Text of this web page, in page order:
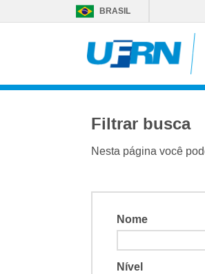
BRASIL
Filtrar busca
Nesta página você
Nome
Nível